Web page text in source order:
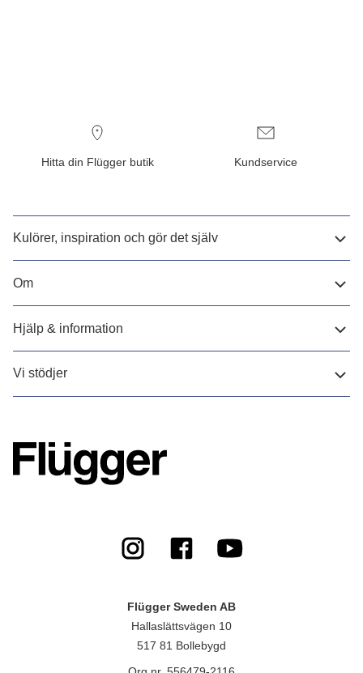
Hitta din Flügger butik Kundservice
Kulörer, inspiration och gör det själv
Om
Hjälp & information
Vi stödjer
Flügger Sweden AB
Hallaslättsvägen 10
517 81 Bollebygd